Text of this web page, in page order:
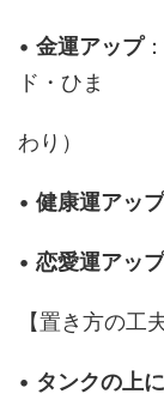
• 金運アップ
ド・ひま
わり）
• 健康運アップ
• 恋愛運アップ
【置き方の工夫
• タンクの上